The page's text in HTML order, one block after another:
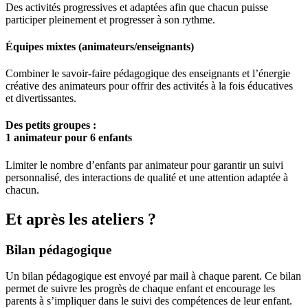
Des activités progressives et adaptées afin que chacun puisse
participer pleinement et progresser à son rythme.
Équipes mixtes (animateurs/enseignants)
Combiner le savoir-faire pédagogique des enseignants et l’énergie
créative des animateurs pour offrir des activités à la fois éducatives
et divertissantes.
Des petits groupes :
1 animateur pour 6 enfants
Limiter le nombre d’enfants par animateur pour garantir un suivi
personnalisé, des interactions de qualité et une attention adaptée à
chacun.
Et après les ateliers ?
Bilan pédagogique
Un bilan pédagogique est envoyé par mail à chaque parent. Ce bilan
permet de suivre les progrès de chaque enfant et encourage les
parents à s’impliquer dans le suivi des compétences de leur enfant.